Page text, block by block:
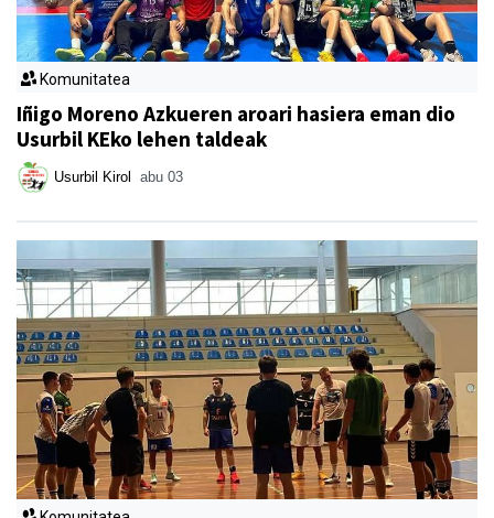
Komunitatea
Iñigo Moreno Azkueren aroari hasiera eman dio
Usurbil KEko lehen taldeak
Usurbil Kirol abu 03